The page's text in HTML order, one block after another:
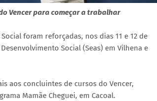
Vencer para começar a trabalhar
foram reforçadas, nos dias 11 e 12 de
Social (Seas) em Vilhena e
aos concluintes de cursos do Vencer,
Mamãe Cheguei, em Cacoal.